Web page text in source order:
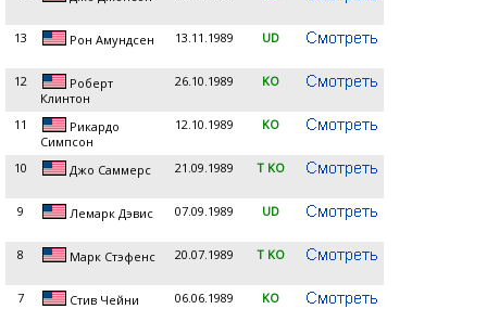
13 Рон Амундсен 13.11.1989 UD
12
Роберт
Клинтон
26.10.1989 KO
11
Рикардо
Симпсон
12.10.1989 KO
10 Джо Саммерс 21.09.1989 T KO
9 Лемарк Дэвис 07.09.1989 UD
8 Марк Стэфенс 20.07.1989 T KO
7 Стив Чейни 06.06.1989 KO